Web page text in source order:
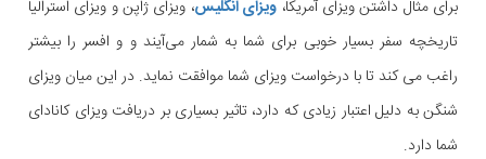
برای مثال داشتن ویزای آمریکا، ویزای انگلیس، ویزای ژاپن و ویزای استرالیا
تاریخچه سفر بسیار خوبی برای شما به شمار می‌آیند و و افسر را بیشتر
راغب می کند تا با درخواست ویزای شما موافقت نماید. در این میان ویزای
شنگن به دلیل اعتبار زیادی که دارد، تاثیر بسیاری بر دریافت ویزای کانادای
شما دارد.